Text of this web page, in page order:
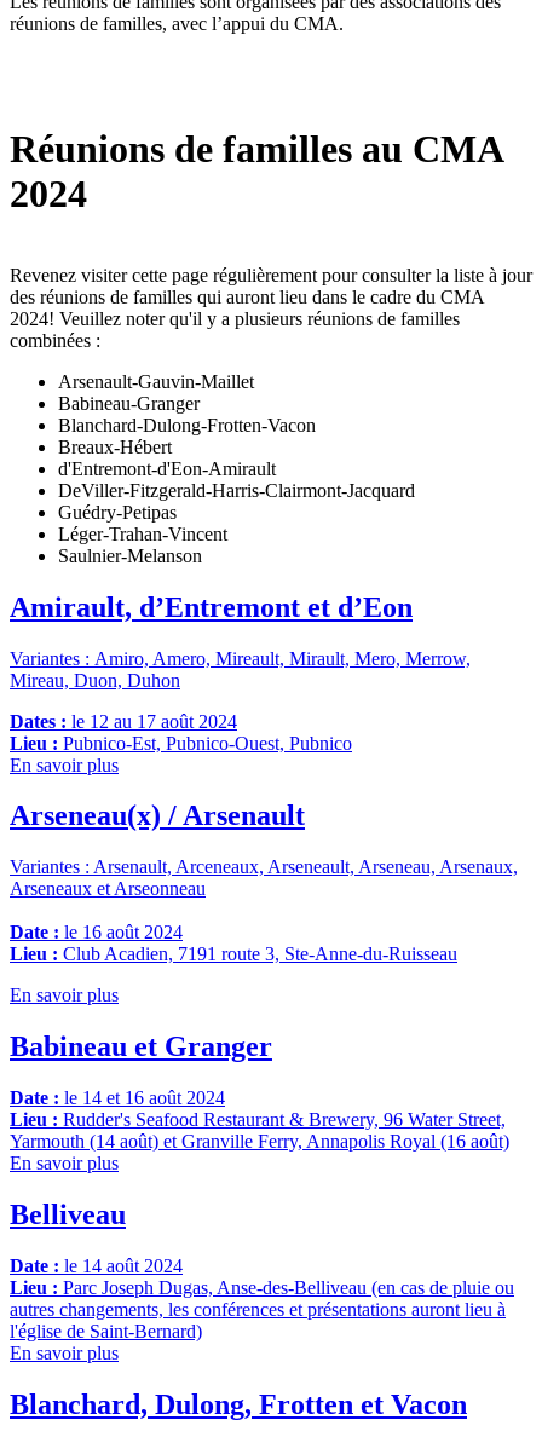
réunions de familles, avec l’appui du CMA.
Réunions de familles au CMA
2024
Revenez visiter cette page régulièrement pour consulter la liste à jour
des réunions de familles qui auront lieu dans le cadre du CMA
2024! Veuillez noter qu'il y a plusieurs réunions de familles
combinées :
Arsenault-Gauvin-Maillet
Babineau-Granger
Blanchard-Dulong-Frotten-Vacon
Breaux-Hébert
d'Entremont-d'Eon-Amirault
DeViller-Fitzgerald-Harris-Clairmont-Jacquard
Guédry-Petipas
Léger-Trahan-Vincent
Saulnier-Melanson
Amirault, d’Entremont et d’Eon
Variantes : Amiro, Amero, Mireault, Mirault, Mero, Merrow,
Mireau, Duon, Duhon
Dates : le 12 au 17 août 2024
Lieu : Pubnico-Est, Pubnico-Ouest, Pubnico
En savoir plus
Arseneau(x) / Arsenault
Variantes : Arsenault, Arceneaux, Arseneault, Arseneau, Arsenaux,
Arseneaux et Arseonneau
Date : le 16 août 2024
Lieu : Club Acadien, 7191 route 3, Ste-Anne-du-Ruisseau
En savoir plus
Babineau et Granger
Date : le 14 et 16 août 2024
Lieu : Rudder's Seafood Restaurant & Brewery, 96 Water Street,
Yarmouth (14 août) et Granville Ferry, Annapolis Royal (16 août)
En savoir plus
Belliveau
Date : le 14 août 2024
Lieu : Parc Joseph Dugas, Anse-des-Belliveau (en cas de pluie ou
autres changements, les conférences et présentations auront lieu à
l'église de Saint-Bernard)
En savoir plus
Blanchard, Dulong, Frotten et Vacon